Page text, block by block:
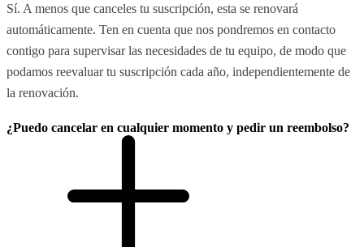
Sí. A menos que canceles tu suscripción, esta se renovará
automáticamente. Ten en cuenta que nos pondremos en contacto
contigo para supervisar las necesidades de tu equipo, de modo que
podamos reevaluar tu suscripción cada año, independientemente de
la renovación.
¿Puedo cancelar en cualquier momento y pedir un reembolso?